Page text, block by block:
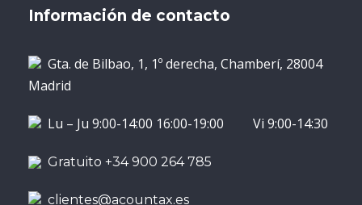
Información de contacto
Gta. de Bilbao, 1, 1º derecha, Chamberí, 28004
Madrid
Lu – Ju 9:00-14:00 16:00-19:00 Vi 9:00-14:30
Gratuito +34 900 264 785
clientes@acountax.es